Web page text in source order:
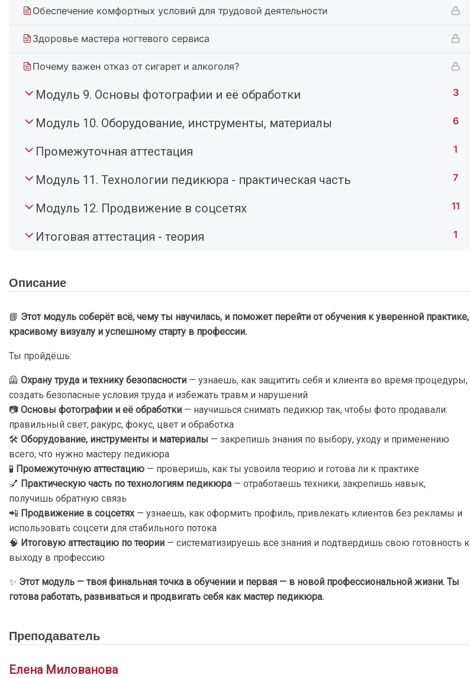
Обеспечение комфортных условий для трудовой деятельности
Здоровье мастера ногтевого сервиса
Почему важен отказ от сигарет и алкоголя?
Модуль 9. Основы фотографии и её обработки 3
Модуль 10. Оборудование, инструменты, материалы 6
Промежуточная аттестация 1
Модуль 11. Технологии педикюра - практическая часть 7
Модуль 12. Продвижение в соцсетях 11
Итоговая аттестация - теория 1
Описание
📘 Этот модуль соберёт всё, чему ты научилась, и поможет перейти от обучения к уверенной практике,
красивому визуалу и успешному старту в профессии.
Ты пройдёшь:
🦺 Охрану труда и технику безопасности — узнаешь, как защитить себя и клиента во время процедуры,
создать безопасные условия труда и избежать травм и нарушений
📷 Основы фотографии и её обработки — научишься снимать педикюр так, чтобы фото продавали:
правильный свет, ракурс, фокус, цвет и обработка
🛠️ Оборудование, инструменты и материалы — закрепишь знания по выбору, уходу и применению
всего, что нужно мастеру педикюра
🧪 Промежуточную аттестацию — проверишь, как ты усвоила теорию и готова ли к практике
💅 Практическую часть по технологиям педикюра — отработаешь техники, закрепишь навык,
получишь обратную связь
📲 Продвижение в соцсетях— узнаешь, как оформить профиль, привлекать клиентов без рекламы и
использовать соцсети для стабильного потока
🧠 Итоговую аттестацию по теории — систематизируешь все знания и подтвердишь свою готовность к
выходу в профессию
✨ Этот модуль — твоя финальная точка в обучении и первая — в новой профессиональной жизни. Ты
готова работать, развиваться и продвигать себя как мастер педикюра.
Преподаватель
Елена Милованова